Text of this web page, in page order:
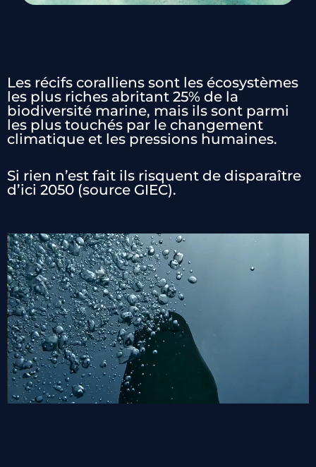
Les récifs coralliens sont les écosystèmes
les plus riches abritant 25% de la
biodiversité marine, mais ils sont parmi
les plus touchés par le changement
climatique et les pressions humaines.
Si rien n’est fait ils risquent de disparaître
d’ici 2050 (source GIEC).